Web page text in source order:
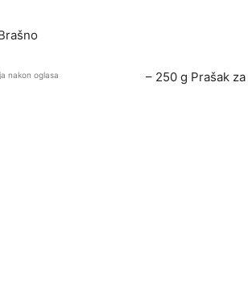
nakon oglasa – 250 g Prašak